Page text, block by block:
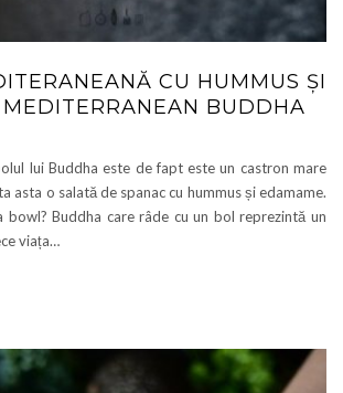
CU HUMMUS ȘI
BUDDHA
lui Buddha este de fapt este un castron mare
asta o salată de spanac cu hummus și edamame.
bowl? Buddha care râde cu un bol reprezintă un
viața…